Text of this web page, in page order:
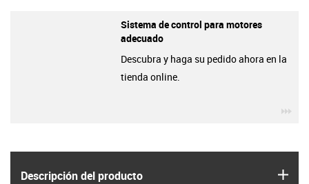
Descripción del producto
Sistema de control para motores
adecuado
Descubra y haga su pedido ahora en la
tienda online.